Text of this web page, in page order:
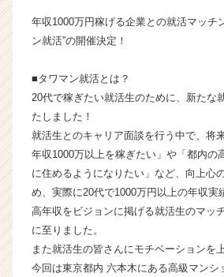
イ
チ
ー・
成
長
業
か
ス
カ
年収1000万円稼げる企業との就活マッチ
ン就活”の開催決定！
■タワマン就活とは？
20代で稼ぎたい就活生のために、新たな
たしました！
就活生とのキャリア面談を行う中で、将
年収1000万以上を稼ぎたい」や「都内の
に住めるようになりたい」など、向上心
め、実際に20代で1000万円以上の年収実
高年収をビジョンに掲げる就活生のマッ
に至りました。
また就活生の皆さんにモチベーションを
今回は東京都内 六本木にある高級マンシ